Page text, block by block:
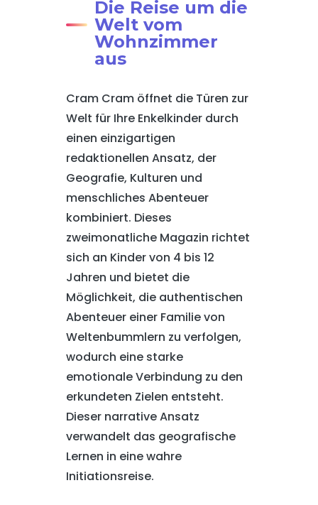
Die Reise um die
Welt vom
Wohnzimmer
aus
Cram Cram öffnet die Türen zur
Welt für Ihre Enkelkinder durch
einen einzigartigen
redaktionellen Ansatz, der
Geografie, Kulturen und
menschliches Abenteuer
kombiniert. Dieses
zweimonatliche Magazin richtet
sich an Kinder von 4 bis 12
Jahren und bietet die
Möglichkeit, die authentischen
Abenteuer einer Familie von
Weltenbummlern zu verfolgen,
wodurch eine starke
emotionale Verbindung zu den
erkundeten Zielen entsteht.
Dieser narrative Ansatz
verwandelt das geografische
Lernen in eine wahre
Initiationsreise.